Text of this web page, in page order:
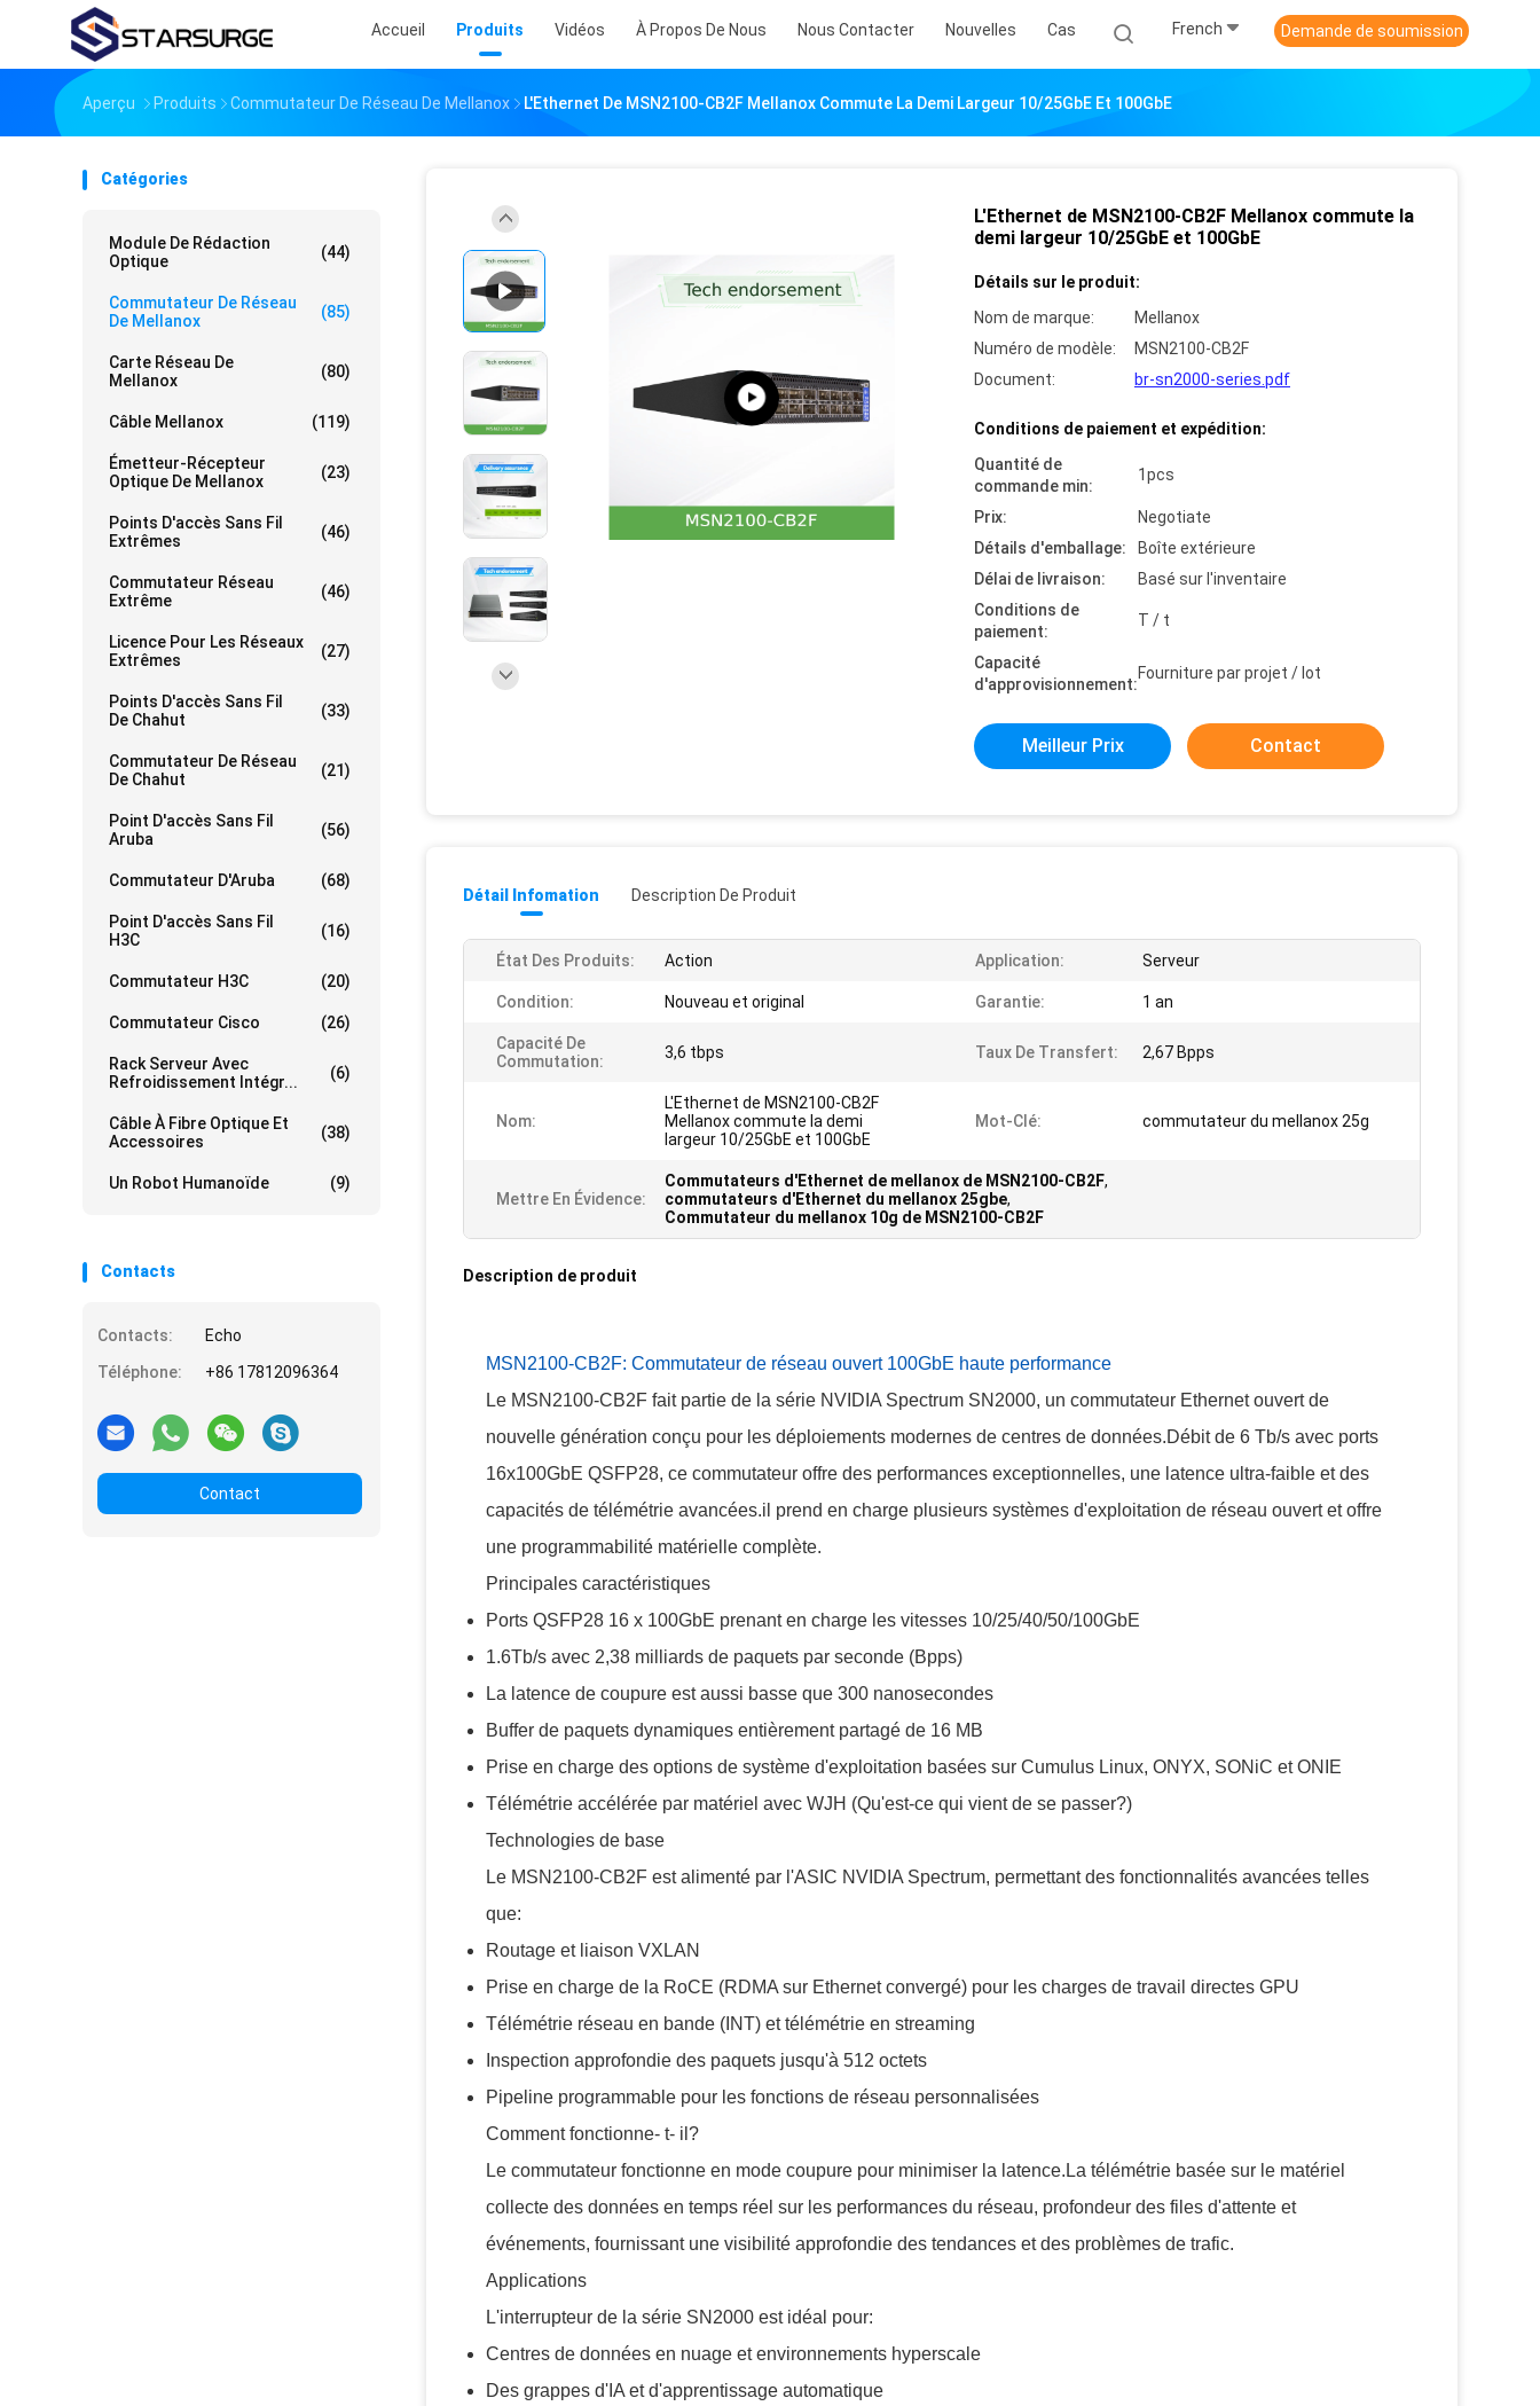
Accueil Produits Vidéos À Propos De Nous Nous Contacter Nouvelles Cas French Demande de soumission
Aperçu Produits Commutateur De Réseau De Mellanox L'Ethernet De MSN2100-CB2F Mellanox Commute La Demi Largeur 10/25GbE Et 100GbE
Catégories
Module De Rédaction
Optique
(44)
Commutateur De Réseau
De Mellanox
(85)
Carte Réseau De
Mellanox
(80)
Câble Mellanox (119)
Émetteur-Récepteur
Optique De Mellanox
(23)
Points D'accès Sans Fil
Extrêmes
(46)
Commutateur Réseau
Extrême
(46)
Licence Pour Les Réseaux
Extrêmes
(27)
Points D'accès Sans Fil
De Chahut
(33)
Commutateur De Réseau
De Chahut
(21)
Point D'accès Sans Fil
Aruba
(56)
Commutateur D'Aruba (68)
Point D'accès Sans Fil
H3C
(16)
Commutateur H3C (20)
Commutateur Cisco (26)
Rack Serveur Avec
Refroidissement Intégr...
(6)
Câble À Fibre Optique Et
Accessoires
(38)
Un Robot Humanoïde (9)
Contacts
Contacts:
Echo
Téléphone:
+86 17812096364
Contact
L'Ethernet de MSN2100-CB2F Mellanox commute la
demi largeur 10/25GbE et 100GbE
Détails sur le produit:
Nom de marque:
Mellanox
Numéro de modèle:
MSN2100-CB2F
Document:
br-sn2000-series.pdf
Conditions de paiement et expédition:
Quantité de
commande min:
1pcs
Prix:
Negotiate
Détails d'emballage:
Boîte extérieure
Délai de livraison:
Basé sur l'inventaire
Conditions de
paiement:
T / t
Capacité
d'approvisionnement:
Fourniture par projet / lot
Meilleur Prix Contact
Détail Infomation Description De Produit
État Des Produits: Action Application: Serveur
Condition: Nouveau et original Garantie: 1 an
Capacité De
Commutation:
3,6 tbps Taux De Transfert: 2,67 Bpps
Nom:
L'Ethernet de MSN2100-CB2F
Mellanox commute la demi
largeur 10/25GbE et 100GbE
Mot-Clé: commutateur du mellanox 25g
Mettre En Évidence:
Commutateurs d'Ethernet de mellanox de MSN2100-CB2F,
commutateurs d'Ethernet du mellanox 25gbe,
Commutateur du mellanox 10g de MSN2100-CB2F
Description de produit
MSN2100-CB2F: Commutateur de réseau ouvert 100GbE haute performance
Le MSN2100-CB2F fait partie de la série NVIDIA Spectrum SN2000, un commutateur Ethernet ouvert de
nouvelle génération conçu pour les déploiements modernes de centres de données.Débit de 6 Tb/s avec ports
16x100GbE QSFP28, ce commutateur offre des performances exceptionnelles, une latence ultra-faible et des
capacités de télémétrie avancées.il prend en charge plusieurs systèmes d'exploitation de réseau ouvert et offre
une programmabilité matérielle complète.
Principales caractéristiques
Ports QSFP28 16 x 100GbE prenant en charge les vitesses 10/25/40/50/100GbE
1.6Tb/s avec 2,38 milliards de paquets par seconde (Bpps)
La latence de coupure est aussi basse que 300 nanosecondes
Buffer de paquets dynamiques entièrement partagé de 16 MB
Prise en charge des options de système d'exploitation basées sur Cumulus Linux, ONYX, SONiC et ONIE
Télémétrie accélérée par matériel avec WJH (Qu'est-ce qui vient de se passer?)
Technologies de base
Le MSN2100-CB2F est alimenté par l'ASIC NVIDIA Spectrum, permettant des fonctionnalités avancées telles
que:
Routage et liaison VXLAN
Prise en charge de la RoCE (RDMA sur Ethernet convergé) pour les charges de travail directes GPU
Télémétrie réseau en bande (INT) et télémétrie en streaming
Inspection approfondie des paquets jusqu'à 512 octets
Pipeline programmable pour les fonctions de réseau personnalisées
Comment fonctionne- t- il?
Le commutateur fonctionne en mode coupure pour minimiser la latence.La télémétrie basée sur le matériel
collecte des données en temps réel sur les performances du réseau, profondeur des files d'attente et
événements, fournissant une visibilité approfondie des tendances et des problèmes de trafic.
Applications
L'interrupteur de la série SN2000 est idéal pour:
Centres de données en nuage et environnements hyperscale
Des grappes d'IA et d'apprentissage automatique